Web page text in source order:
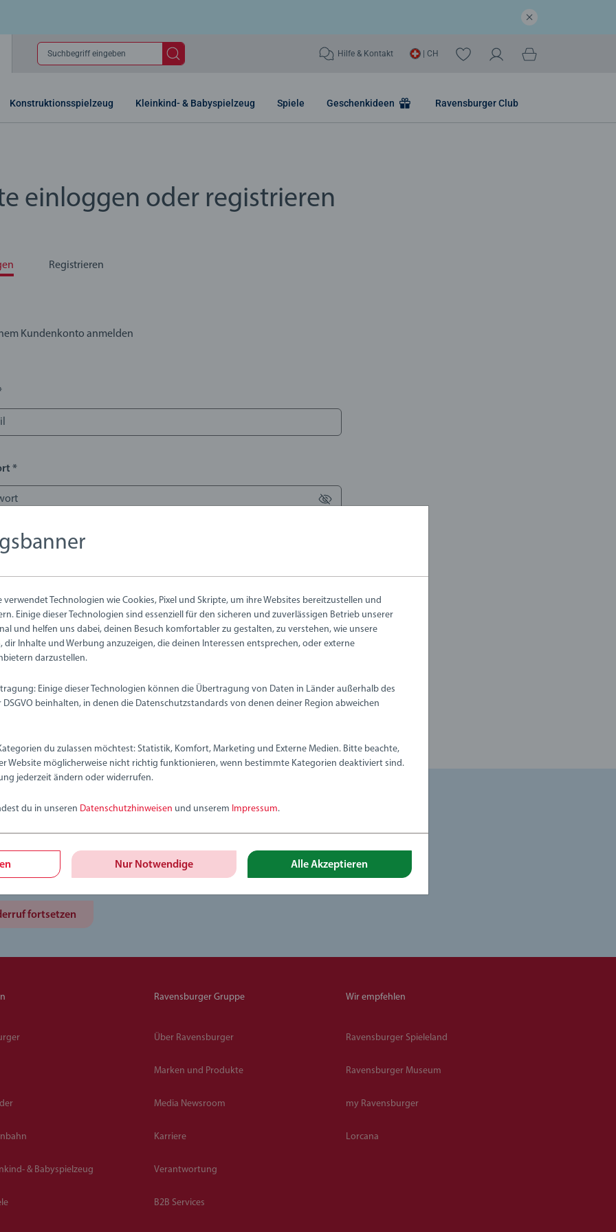
Suchbegriff eingeben Hilfe & Kontakt | CH
Konstruktionsspielzeug Kleinkind- & Babyspielzeug Spiele Geschenkideen Ravensburger Club
einloggen oder registrieren
Registrieren
Kundenkonto anmelden
*
vergessen?
Einloggen
Noch kein Mitglied? Jetzt registrieren
zurückgeben
Wir bearbeiten Ihre Anfrage und senden Ihnen alle erforderlichen
per E-Mail.
fortsetzen
& Babyspielzeug
Ravensburger Gruppe
Über Ravensburger
Marken und Produkte
Media Newsroom
Karriere
Verantwortung
B2B Services
Wir empfehlen
Ravensburger Spieleland
Ravensburger Museum
my Ravensburger
Lorcana
verwendet Technologien wie Cookies, Pixel und Skripte, um ihre Websites bereitzustellen und
Einige dieser Technologien sind essenziell für den sicheren und zuverlässigen Betrieb unserer
und helfen uns dabei, deinen Besuch komfortabler zu gestalten, zu verstehen, wie unsere
dir Inhalte und Werbung anzuzeigen, die deinen Interessen entsprechen, oder externe
darzustellen.
Einige dieser Technologien können die Übertragung von Daten in Länder außerhalb des
beinhalten, in denen die Datenschutzstandards von denen deiner Region abweichen
du zulassen möchtest: Statistik, Komfort, Marketing und Externe Medien. Bitte beachte,
Website möglicherweise nicht richtig funktionieren, wenn bestimmte Kategorien deaktiviert sind.
jederzeit ändern oder widerrufen.
du in unseren Datenschutzhinweisen und unserem Impressum.
Nur Notwendige Alle Akzeptieren